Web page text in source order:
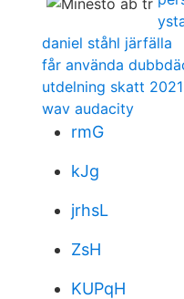
daniel ståhl järfälla
får använda
utdelning skatt 2021
wav audacity
rmG
kJg
jrhsL
ZsH
KUPqH